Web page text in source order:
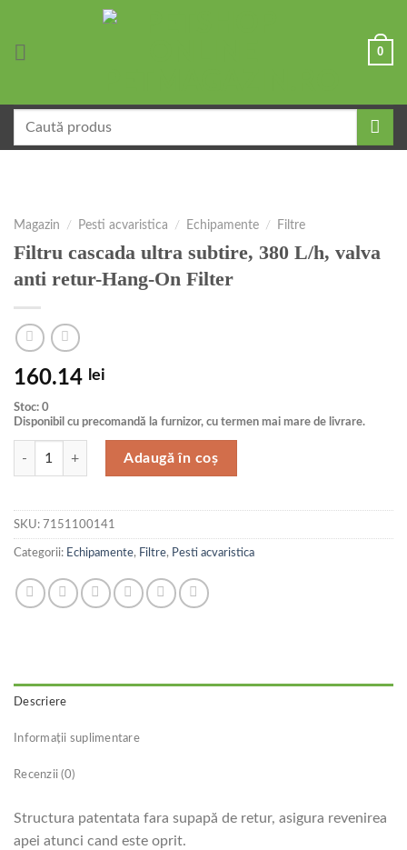
0
după:
Magazin / Pesti acvaristica / Echipamente / Filtre
Filtru cascada ultra subtire, 380 L/h, valva
anti retur-Hang-On Filter
160.14 lei
Stoc: 0
Disponibil cu precomandă la furnizor, cu termen mai mare de livrare.
Cantitate Filtru cascada ultra subtire, 380 L/h, valva anti retur-Hang-
Adaugă în coș
SKU: 7151100141
Categorii: Echipamente, Filtre, Pesti acvaristica
Descriere
Informații suplimentare
Recenzii (0)
Structura patentata fara supapă de retur, asigura revenirea
apei atunci cand este oprit.